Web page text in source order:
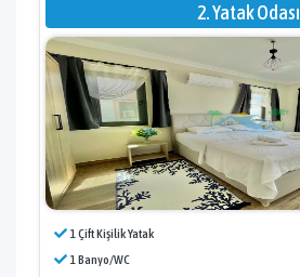
2. Yatak Odası
1 Çift Kişilik Yatak
1 Banyo/WC